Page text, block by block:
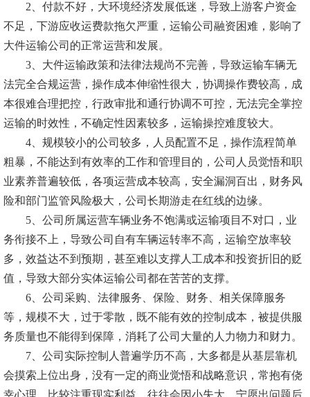
2、付款不好，大环境经济发展低迷，导致上游客户资金
不足，下游应收运费款拖欠严重，运输公司融资困难，影响了
大件运输公司的正常运营和发展。
3、大件运输政策和法律法规尚不完善，导致运输车辆无
法完全合规运营，操作成本伸缩性很大，协调操作费较高，成
本很难合理把控，行政审批和通行协调不可控，无法完全掌控
运输的时效性，不确定性因素较多，运输操控难度较大。
4、规模较小的公司较多，人员配置不足，操作流程简单
粗暴，不能达到有效率的工作和管理目的，公司人员觉悟和职
业素养普遍较低，各项运营成本较高，安全漏洞百出，财务风
险和部门监管风险极大，公司长期游走在红线的边缘。
5、公司所属运营车辆业务不饱满或运输项目不对口，业
务衔接不上，导致公司自有车辆运转率不高，运输空放率较
多，效益达不到预期，甚至难以支撑人工成本和投资折旧的贬
值，导致大部分实体运输公司都在苦苦的支撑。
6、公司采购、法律服务、保险、财务、相关保障服务
等，规模不大，过于零散，既不能有效的控制成本，被提供服
务质量也不能得到保障，消耗了公司大量的人力物力和财力。
7、公司实际控制人普遍学历不高，大多都是从基层靠机
会摸索上位出身，没有一定的商业觉悟和战略意识，常抱有侥
幸心理，比较注重现实利益，往往会因小失大，宁愿出问题后